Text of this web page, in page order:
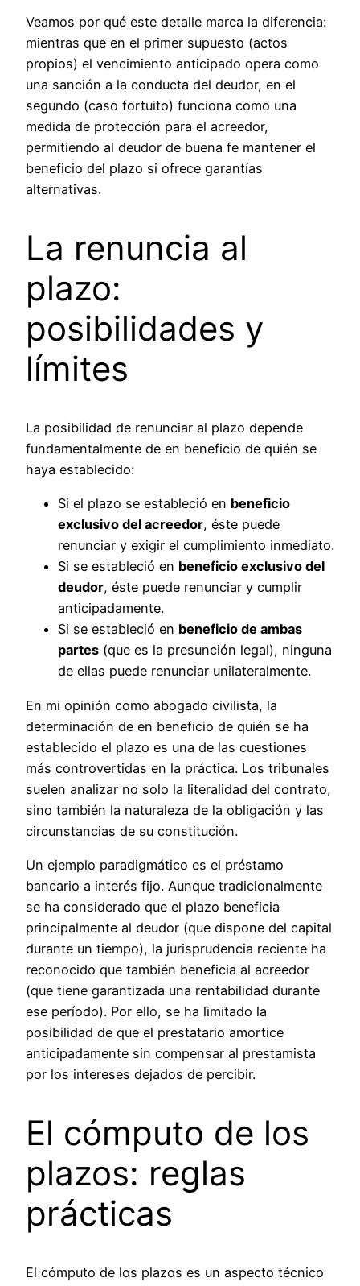
Veamos por qué este detalle marca la diferencia:
mientras que en el primer supuesto (actos
propios) el vencimiento anticipado opera como
una sanción a la conducta del deudor, en el
segundo (caso fortuito) funciona como una
medida de protección para el acreedor,
permitiendo al deudor de buena fe mantener el
beneficio del plazo si ofrece garantías
alternativas.
La renuncia al
plazo:
posibilidades y
límites
La posibilidad de renunciar al plazo depende
fundamentalmente de en beneficio de quién se
haya establecido:
Si el plazo se estableció en beneficio
exclusivo del acreedor, éste puede
renunciar y exigir el cumplimiento inmediato.
Si se estableció en beneficio exclusivo del
deudor, éste puede renunciar y cumplir
anticipadamente.
Si se estableció en beneficio de ambas
partes (que es la presunción legal), ninguna
de ellas puede renunciar unilateralmente.
En mi opinión como abogado civilista, la
determinación de en beneficio de quién se ha
establecido el plazo es una de las cuestiones
más controvertidas en la práctica. Los tribunales
suelen analizar no solo la literalidad del contrato,
sino también la naturaleza de la obligación y las
circunstancias de su constitución.
Un ejemplo paradigmático es el préstamo
bancario a interés fijo. Aunque tradicionalmente
se ha considerado que el plazo beneficia
principalmente al deudor (que dispone del capital
durante un tiempo), la jurisprudencia reciente ha
reconocido que también beneficia al acreedor
(que tiene garantizada una rentabilidad durante
ese período). Por ello, se ha limitado la
posibilidad de que el prestatario amortice
anticipadamente sin compensar al prestamista
por los intereses dejados de percibir.
El cómputo de los
plazos: reglas
prácticas
El cómputo de los plazos es un aspecto técnico